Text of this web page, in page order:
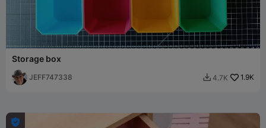
Storage box
JEFF747338  4.7K 1.9K
